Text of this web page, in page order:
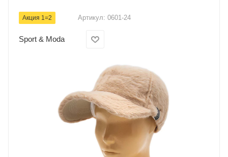
Акция 1=2 Артикул: 0601-24
Sport & Moda